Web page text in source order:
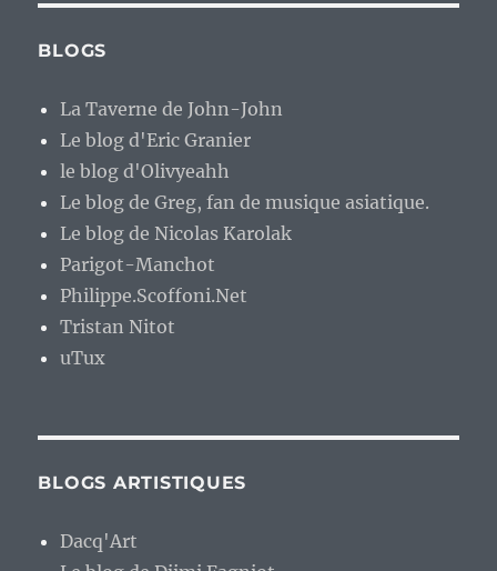
BLOGS
La Taverne de John-John
Le blog d'Eric Granier
le blog d'Olivyeahh
Le blog de Greg, fan de musique asiatique.
Le blog de Nicolas Karolak
Parigot-Manchot
Philippe.Scoffoni.Net
Tristan Nitot
uTux
BLOGS ARTISTIQUES
Dacq'Art